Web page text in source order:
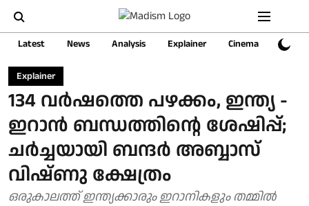
Latest News Analysis Explainer Cinema Sports
Explainer
134 വർഷത്തെ പഴക്കം, ഇന്ത്യ -
ഇറാന്‍ ബന്ധത്തിന്റെ ശേഷിപ്പ്;
ചർച്ചയായി ബന്ദർ അബ്ബാസ്
വിഷ്ണു ക്ഷേത്രം
ഒരുകാലത്ത് ഇന്ത്യക്കാരും ഇറാനികളും തമ്മിൽ